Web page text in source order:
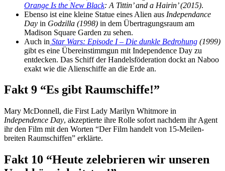
Orange Is the New Black: A Tittin’ and a Hairin’ (2015).
Ebenso ist eine kleine Statue eines Alien aus Independance
Day in Godzilla (1998) in dem Übertragungsraum am
Madison Square Garden zu sehen.
Auch in Star Wars: Episode I – Die dunkle Bedrohung (1999)
gibt es eine Übereinstimmgun mit Independence Day zu
entdecken. Das Schiff der Handelsföderation dockt an Naboo
exakt wie die Alienschiffe an die Erde an.
Fakt 9 “Es gibt Raumschiffe!”
Mary McDonnell, die First Lady Marilyn Whitmore in
Independence Day, akzeptierte ihre Rolle sofort nachdem ihr Agent
ihr den Film mit den Worten “Der Film handelt von 15-Meilen-
breiten Raumschiffen” erklärte.
Fakt 10 “Heute zelebrieren wir unseren